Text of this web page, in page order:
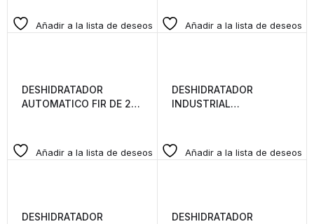
Añadir a la lista de deseos Añadir a la lista de deseos
DESHIDRATADOR
AUTOMATICO FIR DE 20
Añadir a la lista de deseos
DESHIDRATADOR
INDUSTRIAL
Añadir a la lista de deseos
DESHIDRATADOR
DESHIDRATADOR